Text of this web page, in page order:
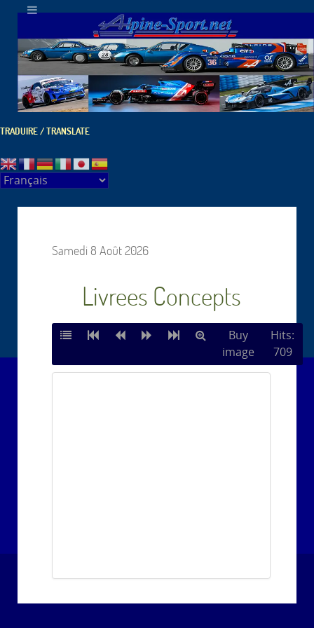
TRADUIRE / TRANSLATE
Samedi 8 Août 2026
Livrees Concepts
Buy
image
Hits:
709